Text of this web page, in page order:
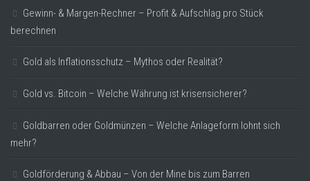
Gewinn- & Margen-Rechner – Profit & Aufschlag pro Stück
berechnen
Gold als Inflationsschutz – Mythos oder Realität?
Gold vs. Bitcoin – Welche Währung ist krisensicherer?
Goldbarren oder Goldmünzen – Welche Anlageform lohnt sich
mehr?
Goldförderung & Abbau – Von der Mine bis zum Barren